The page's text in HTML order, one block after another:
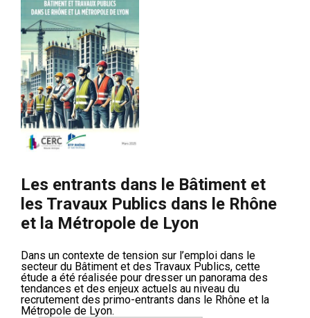
Les entrants dans le Bâtiment et
les Travaux Publics dans le Rhône
et la Métropole de Lyon
Dans un contexte de tension sur l’emploi dans le
secteur du Bâtiment et des Travaux Publics, cette
étude a été réalisée pour dresser un panorama des
tendances et des enjeux actuels au niveau du
recrutement des primo-entrants dans le Rhône et la
Métropole de Lyon.